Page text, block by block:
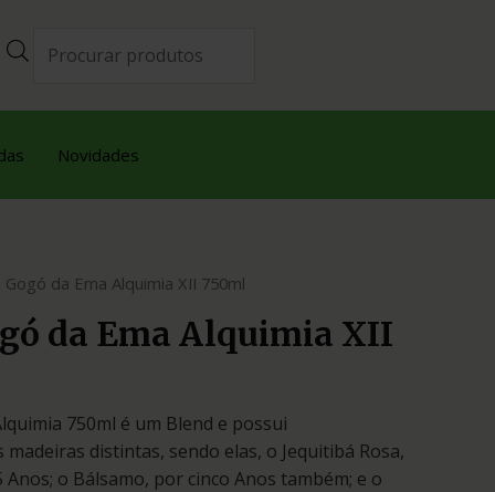
Novidades
da Ema Alquimia XII 750ml
da Ema Alquimia XII
750ml é um Blend e possui
distintas, sendo elas, o Jequitibá Rosa,
o Bálsamo, por cinco Anos também; e o